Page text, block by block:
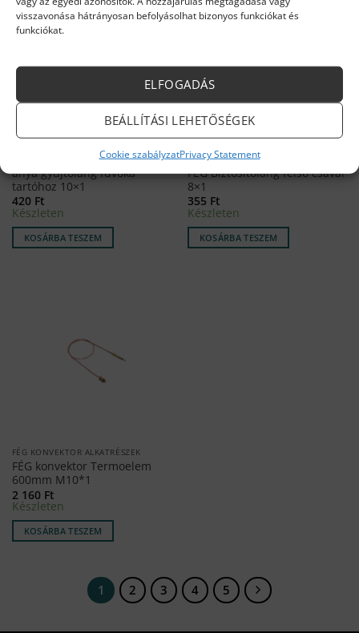
visszavonása hátrányosan befolyásolhat bizonyos funkciókat és
funkciókat.
ELFOGADÁS
BEÁLLÍTÁSI LEHETŐSÉGEK
Cookie szabályzatPrivacy Statement
FÉG KONVEKTOR ALKATRÉSZEK
anya gyújtóláng fúvóka
tartóhoz 10×1
420 Ft
Készleten
KOSÁRBA TESZEM
FÉG KONVEKTOR ALKATRÉSZEK
FÉG Biztosítóláng felső csavar
8×1
355 Ft
Készleten
KOSÁRBA TESZEM
FÉG KONVEKTOR ALKATRÉSZEK
FÉG konvektor Termoelem
600mm M10*1
2 160 Ft
Készleten
KOSÁRBA TESZEM
1 2 3 4 5